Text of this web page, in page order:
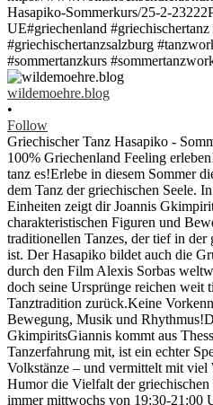
wildemoehre.blog
•
Follow
Griechischer Tanz Hasapiko -
100% Griechenland Feeling
tanz es!Erlebe in diesem Sommer
dem Tanz der griechischen Seele.
Einheiten zeigt dir Joannis
charakteristischen Figuren und
traditionellen Tanzes, der tief in
ist. Der Hasapiko bildet auch die
durch den Film Alexis Sorbas
doch seine Ursprünge reichen weit
Tanztradition zurück.Keine
Bewegung, Musik und
GkimpiritsGiannis kommt aus
Tanzerfahrung mit, ist ein echter
Volkstänze – und vermittelt mit viel
Humor die Vielfalt der
immer mittwochs von 19:30-21:00